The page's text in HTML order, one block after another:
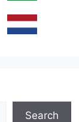
Search